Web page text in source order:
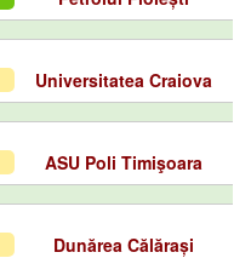
Universitatea Craiova
ASU Poli Timişoara
Dunărea Călărași